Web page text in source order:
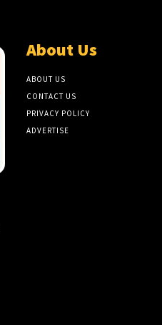
About Us
ABOUT US
CONTACT US
PRIVACY POLICY
ADVERTISE